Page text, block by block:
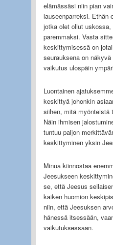
elämässäsi niin pian
lauseenparreksi. Ethän
jotka olet ollut
paremmaksi. Vasta
keskittymisessä on
seurauksena on
vaikutus ulospäin
Luontainen
keskittyä johonkin
siihen, mitä myönteistä
Näin ihmisen
tuntuu paljon
keskittyminen yksin
Minua kiinnostaa
Jeesukseen
se, että Jeesus
kaiken huomion
niin, että Jeesuksen
hänessä itsessään,
vaikutuksessaan.